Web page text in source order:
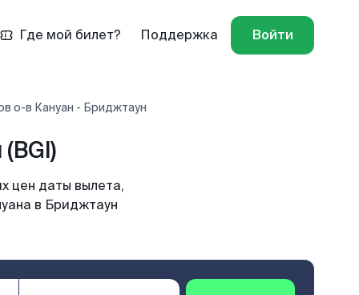
Где мой билет? Поддержка Войти
о-в Кануан - Бриджтаун
цен даты вылета,
в Бриджтаун